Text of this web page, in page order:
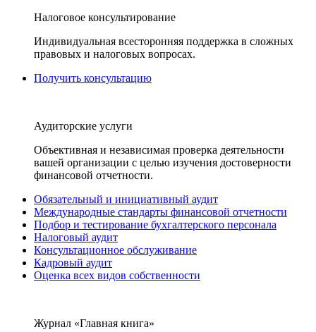
Налоговое консультирование
Индивидуальная всесторонняя поддержка в сложных
правовых и налоговых вопросах.
Получить консультацию
Аудиторские услуги
Объективная и независимая проверка деятельности
вашей организации с целью изучения достоверности
финансовой отчетности.
Обязательный и инициативный аудит
Международные стандарты финансовой отчетности
Подбор и тестирование бухгалтерского персонала
Налоговый аудит
Консультационное обслуживание
Кадровый аудит
Оценка всех видов собственности
Журнал «Главная книга»